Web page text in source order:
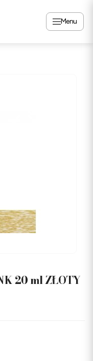
Menu
20 ml ZŁOTY